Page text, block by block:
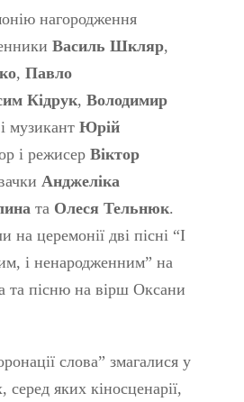
нагородження
Василь Шкляр,
, Павло
Кідрук, Володимир
музикант Юрій
і режисер Віктор
Анджеліка
та Олеся Тельнюк.
на церемонії дві пісні “І
і ненародженним” на
та пісню на вірш Оксани
слова” змагалися у
серед яких кіносценарії,